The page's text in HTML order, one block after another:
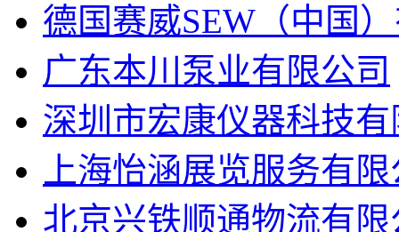
德国赛威SEW（中国
广东本川泵业有限公司
深圳市宏康仪器科技
上海怡涵展览服务有
北京兴铁顺通物流有限